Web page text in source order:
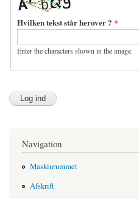
Hvilken tekst står herover ? *
Enter the characters shown in the image.
Navigation
Maskinrummet
Afskrift